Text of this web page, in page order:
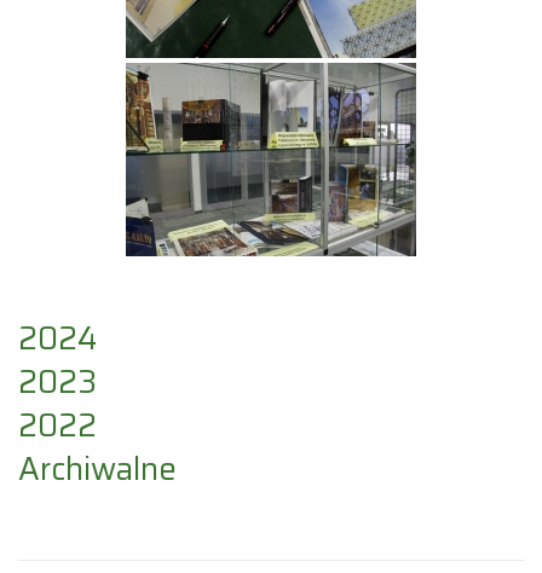
2024
2023
2022
Archiwalne